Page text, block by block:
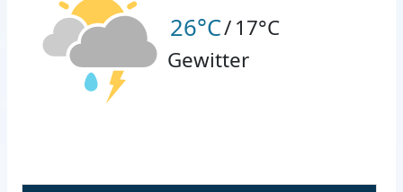
26°C/17°C
Gewitter